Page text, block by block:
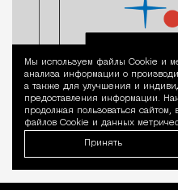
Мы используем файлы Сookie и
анализа информации о
а также для улучшения и
предоставления информации.
продолжая пользоваться сайтом,
файлов Cookie и данных
Принять